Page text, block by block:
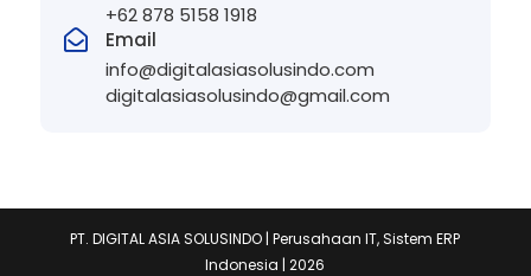
+62 878 5158 1918

Email
info@digitalasiasolusindo.com
digitalasiasolusindo@gmail.com
PT. DIGITAL ASIA SOLUSINDO | Perusahaan IT, Sistem ERP
Indonesia | 2026